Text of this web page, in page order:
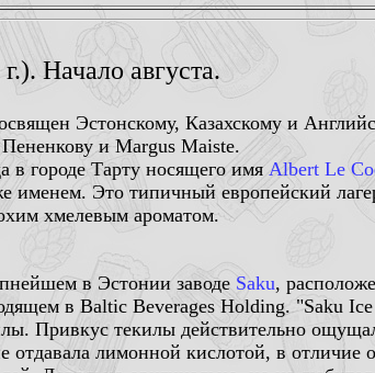
Начало августа.
Эстонскому, Казахскому и
и Margus Maiste.
в городе Тарту носящего имяAlbert Le
именем. Это типичный европейский
хмелевым ароматом.
в Эстонии заводе Saku,
в Baltic Beverages Holding. "Saku
Привкус текилы действительно
отдавала лимонной кислотой, в отличие